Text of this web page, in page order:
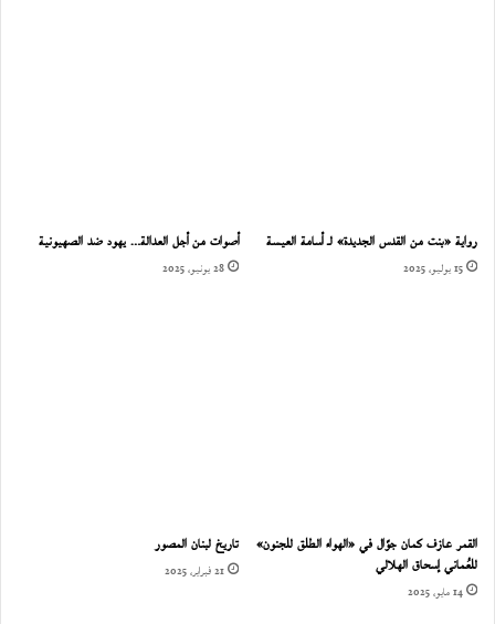
رواية «بنت من القدس الجديدة» لـ أسامة العيسة
15 يوليو، 2025
أصوات من أجل العدالة… يهود ضد الصهيونية
28 يونيو، 2025
القمر عازف كمان جوّال في «الهواء الطلق للجنون»
للعُماني إسحاق الهلالي
14 مايو، 2025
تاريخ لبنان المصور
21 فبراير، 2025